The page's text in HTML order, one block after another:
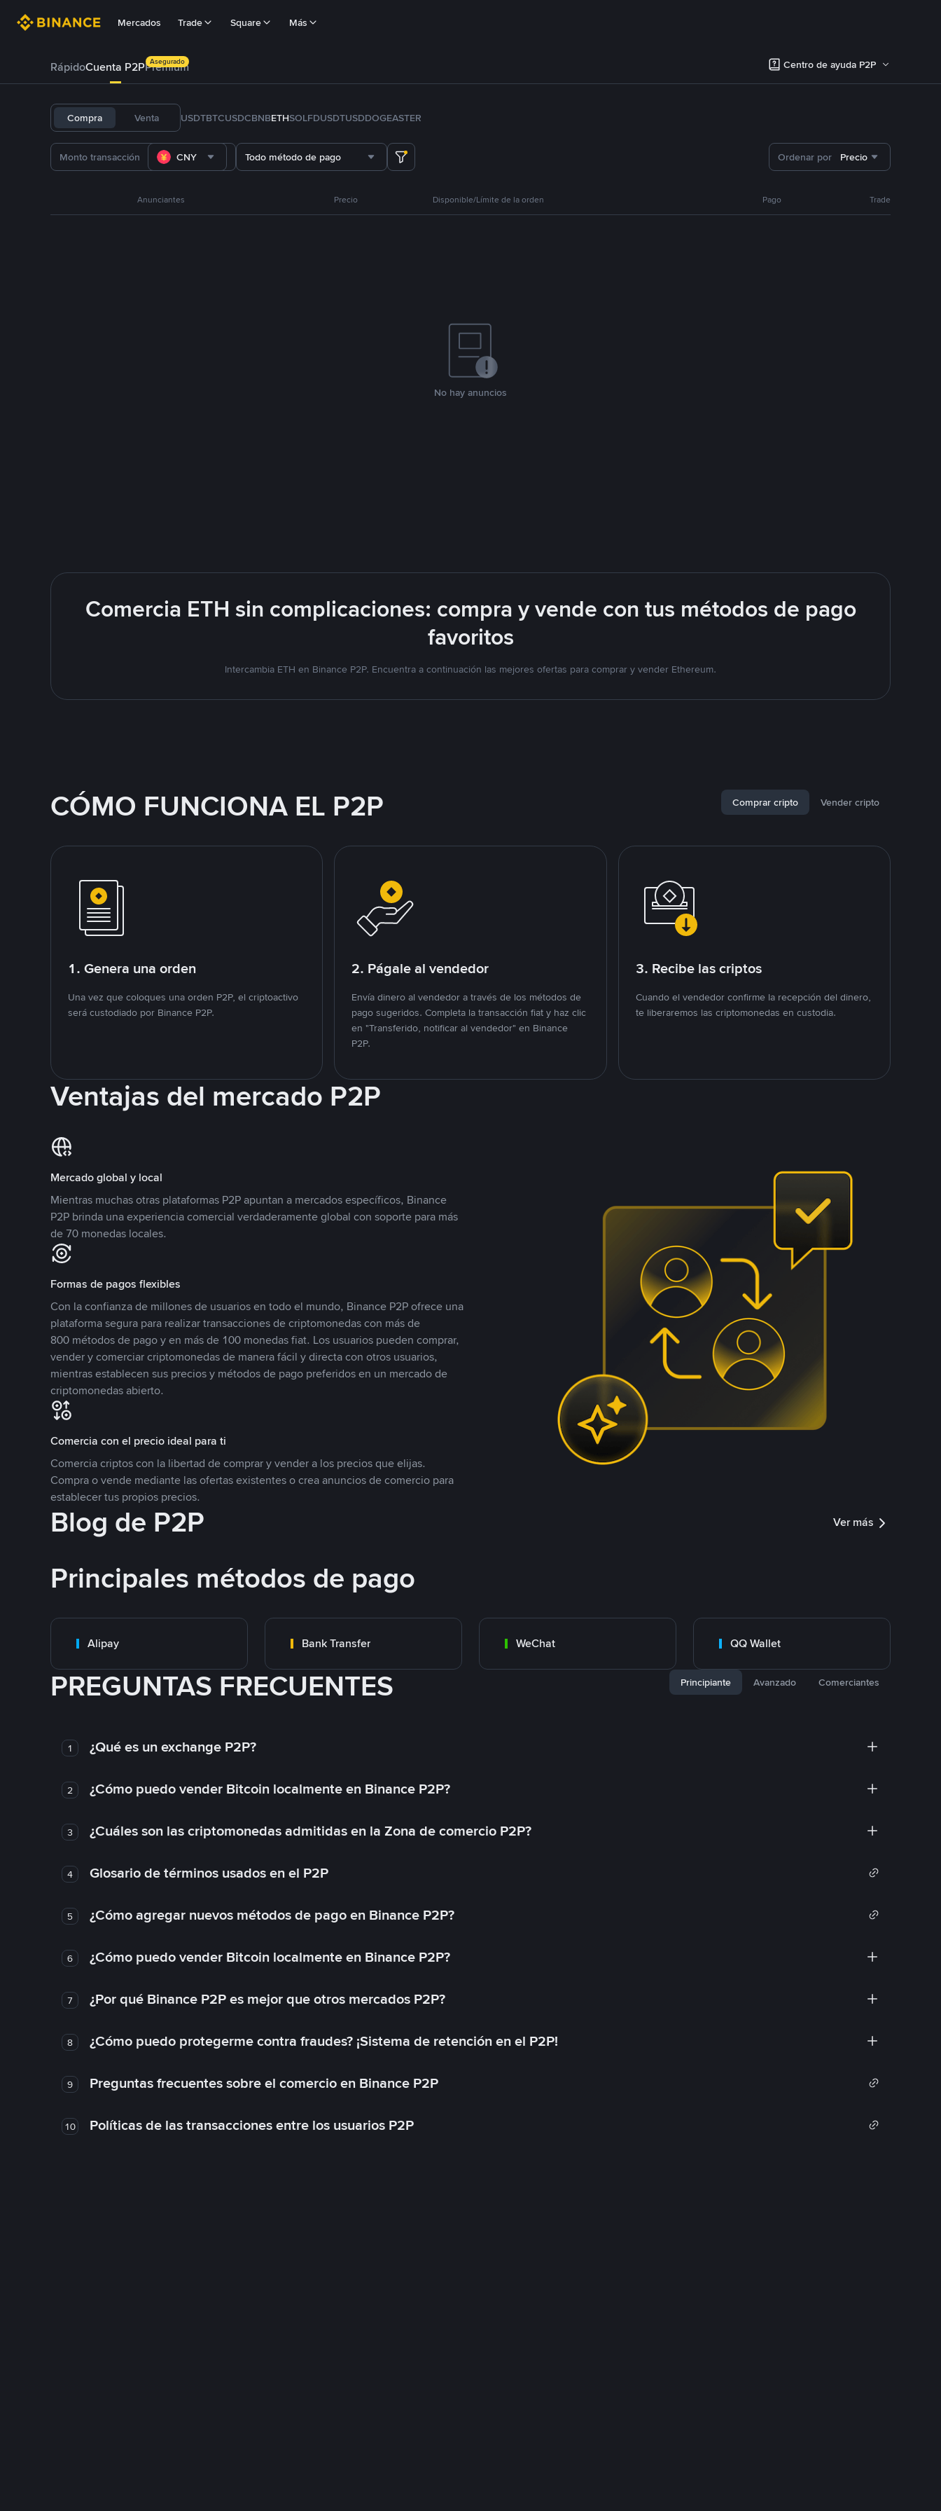
Mercados Trade Square Más
RápidoCuenta P2PPrémium
Asegurado Centro de ayuda P2P
Compra Venta USDTBTCUSDCBNBETHSOLFDUSDTUSDDOGEASTER
CNY Todo método de pago Ordenar por Precio
Anunciantes Precio Disponible/Límite de la orden Pago Trade
No hay anuncios
Comercia ETH sin complicaciones: compra y vende con tus métodos de pago
favoritos
Intercambia ETH en Binance P2P. Encuentra a continuación las mejores ofertas para comprar y vender Ethereum.
CÓMO FUNCIONA EL P2P Comprar cripto Vender cripto
1. Genera una orden
Una vez que coloques una orden P2P, el criptoactivo
será custodiado por Binance P2P.
2. Págale al vendedor
Envía dinero al vendedor a través de los métodos de
pago sugeridos. Completa la transacción fiat y haz clic
en "Transferido, notificar al vendedor" en Binance
P2P.
3. Recibe las criptos
Cuando el vendedor confirme la recepción del dinero,
te liberaremos las criptomonedas en custodia.
Ventajas del mercado P2P
Mercado global y local
Mientras muchas otras plataformas P2P apuntan a mercados específicos, Binance
P2P brinda una experiencia comercial verdaderamente global con soporte para más
de 70 monedas locales.
Formas de pagos flexibles
Con la confianza de millones de usuarios en todo el mundo, Binance P2P ofrece una
plataforma segura para realizar transacciones de criptomonedas con más de
800 métodos de pago y en más de 100 monedas fiat. Los usuarios pueden comprar,
vender y comerciar criptomonedas de manera fácil y directa con otros usuarios,
mientras establecen sus precios y métodos de pago preferidos en un mercado de
criptomonedas abierto.
Comercia con el precio ideal para ti
Comercia criptos con la libertad de comprar y vender a los precios que elijas.
Compra o vende mediante las ofertas existentes o crea anuncios de comercio para
establecer tus propios precios.
Blog de P2P Ver más
Principales métodos de pago
Alipay Bank Transfer WeChat QQ Wallet
PREGUNTAS FRECUENTES Principiante Avanzado Comerciantes
1 ¿Qué es un exchange P2P?
2 ¿Cómo puedo vender Bitcoin localmente en Binance P2P?
3 ¿Cuáles son las criptomonedas admitidas en la Zona de comercio P2P?
4 Glosario de términos usados en el P2P
5 ¿Cómo agregar nuevos métodos de pago en Binance P2P?
6 ¿Cómo puedo vender Bitcoin localmente en Binance P2P?
7 ¿Por qué Binance P2P es mejor que otros mercados P2P?
8 ¿Cómo puedo protegerme contra fraudes? ¡Sistema de retención en el P2P!
9 Preguntas frecuentes sobre el comercio en Binance P2P
10 Políticas de las transacciones entre los usuarios P2P